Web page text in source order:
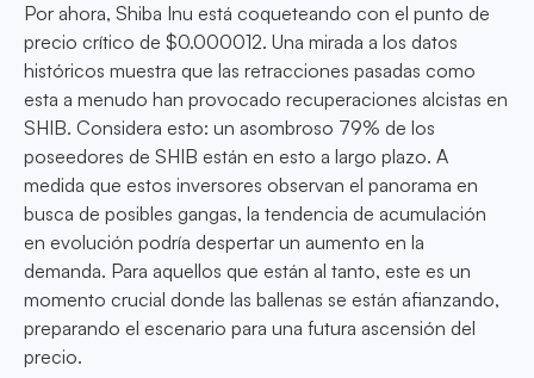
Por ahora, Shiba Inu está coqueteando con el punto de
precio crítico de $0.000012. Una mirada a los datos
históricos muestra que las retracciones pasadas como
esta a menudo han provocado recuperaciones alcistas en
SHIB. Considera esto: un asombroso 79% de los
poseedores de SHIB están en esto a largo plazo. A
medida que estos inversores observan el panorama en
busca de posibles gangas, la tendencia de acumulación
en evolución podría despertar un aumento en la
demanda. Para aquellos que están al tanto, este es un
momento crucial donde las ballenas se están afianzando,
preparando el escenario para una futura ascensión del
precio.